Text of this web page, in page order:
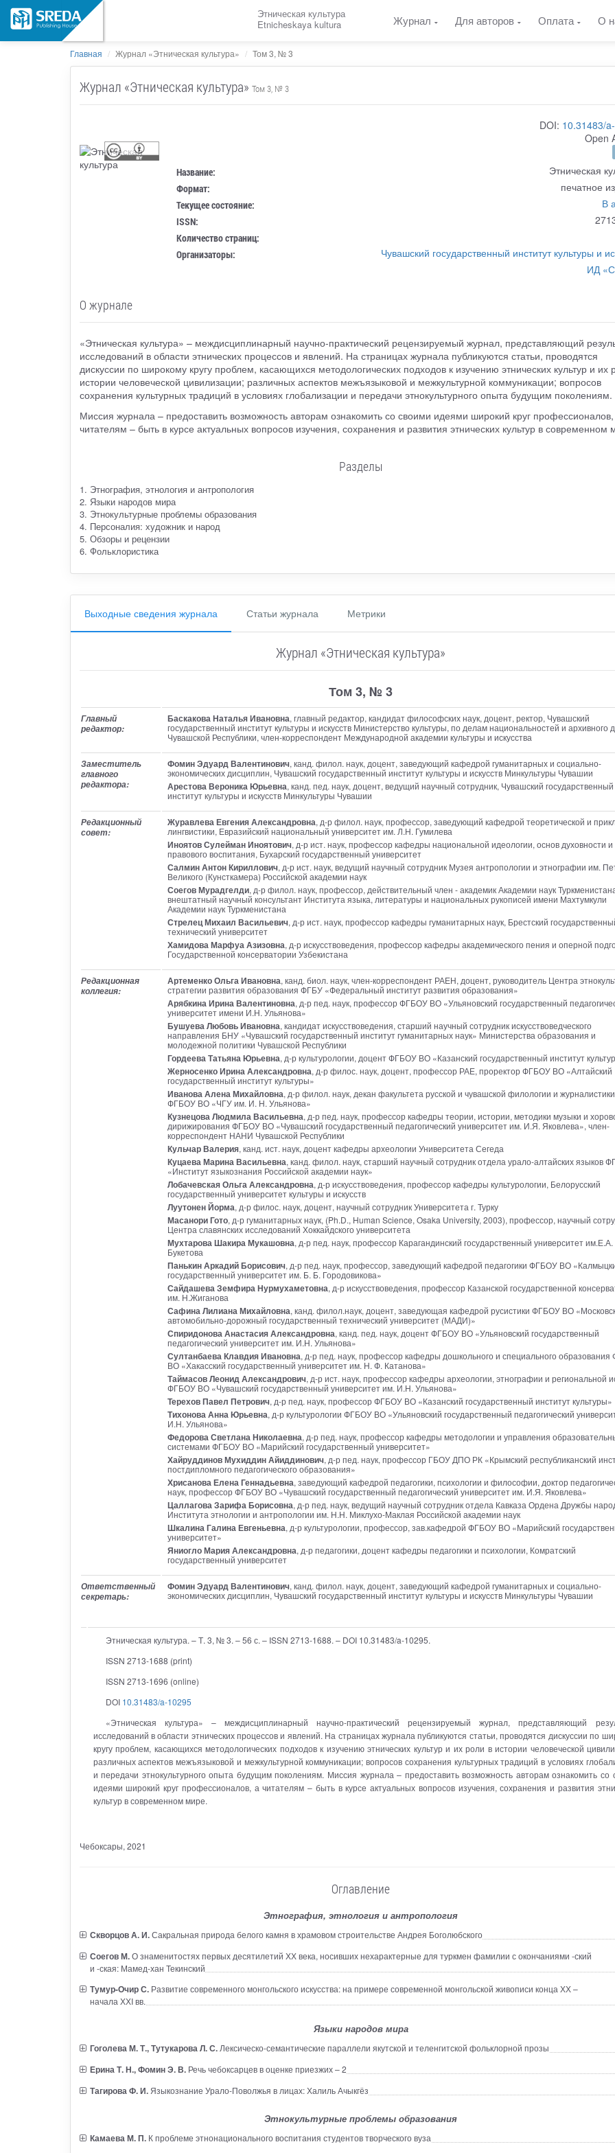
Этническая культура
Etnicheskaya kultura
Журнал Для авторов Оплата О
Главная Журнал «Этническая культура» Том 3, № 3
Журнал «Этническая культура» Том 3, № 3
DOI: 10.31483/
Open
Название: Этническая
Формат: печатное
Текущее состояние: В
ISSN:
Количество страниц:
Организаторы:
Чувашский государственный институт культуры и
ИД
О журнале
«Этническая культура» – междисциплинарный научно-практический рецензируемый журнал, представляющий
исследований в области этнических процессов и явлений. На страницах журнала публикуются статьи, проводятся
дискуссии по широкому кругу проблем, касающихся методологических подходов к изучению этнических культур и их
истории человеческой цивилизации; различных аспектов межъязыковой и межкультурной коммуникации; вопросов
сохранения культурных традиций в условиях глобализации и передачи этнокультурного опыта будущим поколениям.
Миссия журнала – предоставить возможность авторам ознакомить со своими идеями широкий круг
читателям – быть в курсе актуальных вопросов изучения, сохранения и развития этнических культур в современном
Разделы
1. Этнография, этнология и антропология
2. Языки народов мира
3. Этнокультурные проблемы образования
4. Персоналия: художник и народ
5. Обзоры и рецензии
6. Фольклористика
Выходные сведения журнала Статьи журнала Метрики
Журнал «Этническая культура»
Том 3, № 3
Главный
редактор:
Баскакова Наталья Ивановна, главный редактор, кандидат философских наук, доцент, ректор, Чувашский
государственный институт культуры и искусств Министерство культуры, по делам национальностей и архивного
Чувашской Республики, член-корреспондент Международной академии культуры и искусства
Заместитель
главного
редактора:
Фомин Эдуард Валентинович, канд. филол. наук, доцент, заведующий кафедрой гуманитарных и социально-
экономических дисциплин, Чувашский государственный институт культуры и искусств Минкультуры Чувашии
Арестова Вероника Юрьевна, канд. пед. наук, доцент, ведущий научный сотрудник, Чувашский государственный
институт культуры и искусств Минкультуры Чувашии
Редакционный
совет:
Журавлева Евгения Александровна, д-р филол. наук, профессор, заведующий кафедрой теоретической и
лингвистики, Евразийский национальный университет им. Л.Н. Гумилева
Иноятов Сулейман Иноятович, д-р ист. наук, профессор кафедры национальной идеологии, основ духовности и
правового воспитания, Бухарский государственный университет
Салмин Антон Кириллович, д-р ист. наук, ведущий научный сотрудник Музея антропологии и этнографии им.
Великого (Кунсткамера) Российской академии наук
Соегов Мурадгелди, д-р филол. наук, профессор, действительный член - академик Академии наук
внештатный научный консультант Института языка, литературы и национальных рукописей имени Махтумкули
Академии наук Туркменистана
Стрелец Михаил Васильевич, д-р ист. наук, профессор кафедры гуманитарных наук, Брестский
технический университет
Хамидова Марфуа Азизовна, д-р искусствоведения, профессор кафедры академического пения и оперной
Государственной консерватории Узбекистана
Редакционная
коллегия:
Артеменко Ольга Ивановна, канд. биол. наук, член-корреспондент РАЕН, доцент, руководитель Центра
стратегии развития образования ФГБУ «Федеральный институт развития образования»
Арябкина Ирина Валентиновна, д-р пед. наук, профессор ФГБОУ ВО «Ульяновский государственный
университет имени И.Н. Ульянова»
Бушуева Любовь Ивановна, кандидат искусствоведения, старший научный сотрудник искусствоведческого
направления БНУ «Чувашский государственный институт гуманитарных наук» Министерства образования и
молодежной политики Чувашской Республики
Гордеева Татьяна Юрьевна, д-р культурологии, доцент ФГБОУ ВО «Казанский государственный институт
Жерносенко Ирина Александровна, д-р филос. наук, доцент, профессор РАЕ, проректор ФГБОУ ВО «Алтайский
государственный институт культуры»
Иванова Алена Михайловна, д-р филол. наук, декан факультета русской и чувашской филологии и журналистики
ФГБОУ ВО «ЧГУ им. И. Н. Ульянова»
Кузнецова Людмила Васильевна, д-р пед. наук, профессор кафедры теории, истории, методики музыки и
дирижирования ФГБОУ ВО «Чувашский государственный педагогический университет им. И.Я. Яковлева», член-
корреспондент НАНИ Чувашской Республики
Кульчар Валерия, канд. ист. наук, доцент кафедры археологии Университета Сегеда
Куцаева Марина Васильевна, канд. филол. наук, старший научный сотрудник отдела урало-алтайских языков
«Институт языкознания Российской академии наук»
Лобачевская Ольга Александровна, д-р искусствоведения, профессор кафедры культурологии, Белорусский
государственный университет культуры и искусств
Луутонен Йорма, д-р филос. наук, доцент, научный сотрудник Университета г. Турку
Масанори Гото, д-р гуманитарных наук, (Ph.D., Human Science, Osaka University, 2003), профессор, научный
Центра славянских исследований Хоккайдского университета
Мухтарова Шакира Мукашовна, д-р пед. наук, профессор Карагандинский государственный университет им.Е.А.
Букетова
Панькин Аркадий Борисович, д-р пед. наук, профессор, заведующий кафедрой педагогики ФГБОУ ВО
государственный университет им. Б. Б. Городовикова»
Сайдашева Земфира Нурмухаметовна, д-р искусствоведения, профессор Казанской государственной
им. Н.Жиганова
Сафина Лилиана Михайловна, канд. филол.наук, доцент, заведующая кафедрой русистики ФГБОУ ВО
автомобильно-дорожный государственный технический университет (МАДИ)»
Спиридонова Анастасия Александровна, канд. пед. наук, доцент ФГБОУ ВО «Ульяновский государственный
педагогический университет им. И.Н. Ульянова»
Султанбаева Клавдия Ивановна, д-р пед. наук, профессор кафедры дошкольного и специального
ВО «Хакасский государственный университет им. Н. Ф. Катанова»
Таймасов Леонид Александрович, д-р ист. наук, профессор кафедры археологии, этнографии и региональной
ФГБОУ ВО «Чувашский государственный университет им. И.Н. Ульянова»
Терехов Павел Петрович, д-р пед. наук, профессор ФГБОУ ВО «Казанский государственный институт культуры»
Тихонова Анна Юрьевна, д-р культурологии ФГБОУ ВО «Ульяновский государственный педагогический
И.Н. Ульянова»
Федорова Светлана Николаевна, д-р пед. наук, профессор кафедры методологии и управления
системами ФГБОУ ВО «Марийский государственный университет»
Хайруддинов Мухиддин Айиддинович, д-р пед. наук, профессор ГБОУ ДПО РК «Крымский республиканский
постдипломного педагогического образования»
Хрисанова Елена Геннадьевна, заведующий кафедрой педагогики, психологии и философии, доктор
наук, профессор ФГБОУ ВО «Чувашский государственный педагогический университет им. И.Я. Яковлева»
Цаллагова Зарифа Борисовна, д-р пед. наук, ведущий научный сотрудник отдела Кавказа Ордена Дружбы
Института этнологии и антропологии им. Н.Н. Миклухо-Маклая Российской академии наук
Шкалина Галина Евгеньевна, д-р культурологии, профессор, зав.кафедрой ФГБОУ ВО «Марийский
университет»
Яниогло Мария Александровна, д-р педагогики, доцент кафедры педагогики и психологии, Комратский
государственный университет
Ответственный
секретарь:
Фомин Эдуард Валентинович, канд. филол. наук, доцент, заведующий кафедрой гуманитарных и социально-
экономических дисциплин, Чувашский государственный институт культуры и искусств Минкультуры Чувашии
Этническая культура. – Т. 3, № 3. – 56 с. – ISSN 2713-1688. – DOI 10.31483/a-10295.
ISSN 2713-1688 (print)
ISSN 2713-1696 (online)
DOI 10.31483/a-10295
«Этническая культура» – междисциплинарный научно-практический рецензируемый журнал, представляющий
исследований в области этнических процессов и явлений. На страницах журнала публикуются статьи, проводятся дискуссии по
кругу проблем, касающихся методологических подходов к изучению этнических культур и их роли в истории человеческой
различных аспектов межъязыковой и межкультурной коммуникации; вопросов сохранения культурных традиций в условиях
и передачи этнокультурного опыта будущим поколениям. Миссия журнала – предоставить возможность авторам ознакомить со
идеями широкий круг профессионалов, а читателям – быть в курсе актуальных вопросов изучения, сохранения и развития
культур в современном мире.
Чебоксары, 2021
Оглавление
Этнография, этнология и антропология
Скворцов А. И.Сакральная природа белого камня в храмовом строительстве Андрея Боголюбского
Соегов М.О знаменитостях первых десятилетий ХХ века, носивших нехарактерные для туркмен фамилии с окончаниями -ский
и -ская: Мамед-хан Текинский
Тумур-Очир С.Развитие современного монгольского искусства: на примере современной монгольской живописи конца ХХ –
начала ХХI вв.
Языки народов мира
Гоголева М. Т., Тутукарова Л. С.Лексическо-семантические параллели якутской и теленгитской фольклорной прозы
Ерина Т. Н., Фомин Э. В.Речь чебоксарцев в оценке приезжих – 2
Тагирова Ф. И.Языкознание Урало-Поволжья в лицах: Халиль Ачыкгёз
Этнокультурные проблемы образования
Камаева М. П.К проблеме этнонационального воспитания студентов творческого вуза